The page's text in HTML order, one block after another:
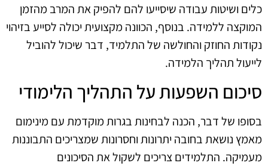
כלים ושיטות עבודה שיסייעו להם להפיק את המרב מהזמן
המוקצה ללמידה. בנוסף, הכוונה מקצועית יכולה לסייע בזיהוי
נקודות החוזק והחולשה של התלמיד, דבר שיכול להוביל
לייעול תהליך הלמידה.
סיכום השפעות על התהליך הלימודי
בסופו של דבר, הכנה לבחינות בגרות מוקדמת עם מינימום
מאמץ נושאת בחובה יתרונות וחסרונות שמצריכים התבוננות
מעמיקה. התלמידים צריכים לשקול את הסיכונים